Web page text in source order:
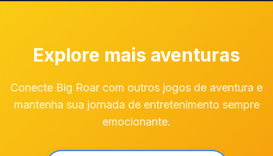
Explore mais aventuras
Conecte Big Roar com outros jogos de aventura e
mantenha sua jornada de entretenimento sempre
emocionante.